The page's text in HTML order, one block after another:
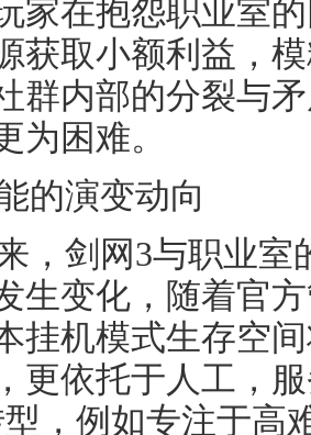
家在抱怨职业室
获取小额利益，
群内部的分裂与
为困难。
的演变动向
，剑网3与职业
生变化，随着官
挂机模式生存空
更依托于人工，
，例如专注于高